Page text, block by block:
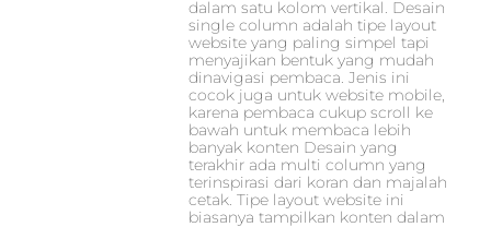
dalam satu kolom vertikal. Desain
single column adalah tipe layout
website yang paling simpel tapi
menyajikan bentuk yang mudah
dinavigasi pembaca. Jenis ini
cocok juga untuk website mobile,
karena pembaca cukup scroll ke
bawah untuk membaca lebih
banyak konten Desain yang
terakhir ada multi column yang
terinspirasi dari koran dan majalah
cetak. Tipe layout website ini
biasanya tampilkan konten dalam